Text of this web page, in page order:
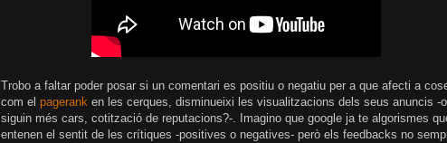
Trobo a faltar poder posar si un comentari es positiu o negatiu per a que afecti a
com el pagerank en les cerques, disminueixi les visualitzacions dels seus anuncis -o
siguin més cars, cotització de reputacions?-. Imagino que google ja te algorismes
entenen el sentit de les crítiques -positives o negatives- però els feedbacks no